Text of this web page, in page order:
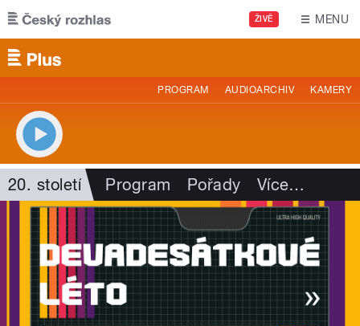
Přejít k hlavnímu obsahu
ŽIVĚ MENU
PROGRAM AUDIOARCHIV KAMERY
20. století Program Pořady Více…